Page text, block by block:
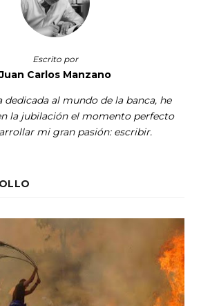
Escrito por
Juan Carlos Manzano
dedicada al mundo de la banca, he
la jubilación el momento perfecto
mi gran pasión: escribir.